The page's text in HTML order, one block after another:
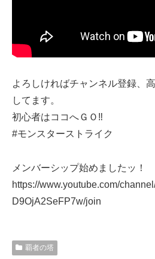
よろしければチャンネル登録、
してます。
初心者はココへＧＯ‼
#モンスターストライク
メンバーシップ始めましたッ！
https://www.youtube.com/
D9OjA2SeFP7w/join
覇者の塔